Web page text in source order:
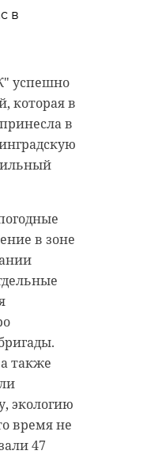
в
успешно
которая в
в
в зоне
также
экологию
время не
47